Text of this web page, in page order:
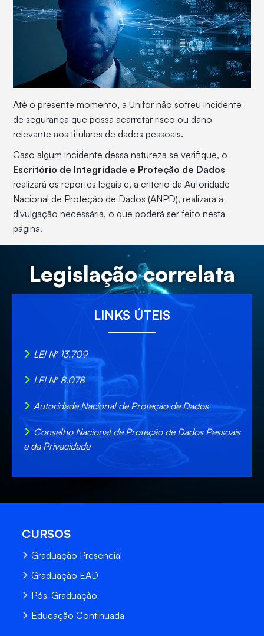
Até o presente momento, a Unifor não sofreu incidente
de segurança que possa acarretar risco ou dano
relevante aos titulares de dados pessoais.
Caso algum incidente dessa natureza se verifique, o
Escritório de Integridade e Proteção de Dados
realizará os reportes legais e, a critério da Autoridade
Nacional de Proteção de Dados (ANPD), realizará a
divulgação necessária, o que poderá ser feito nesta
página.
Legislação correlata
LINKS ÚTEIS
LEI Nº 13.709
LEI Nº 8.078
Autoridade Nacional de Proteção de Dados
Conselho Nacional de Proteção de Dados Pessoais
e da Privacidade
CURSOS
Graduação Presencial
Graduação EAD
Pós-Graduação
Educação Continuada